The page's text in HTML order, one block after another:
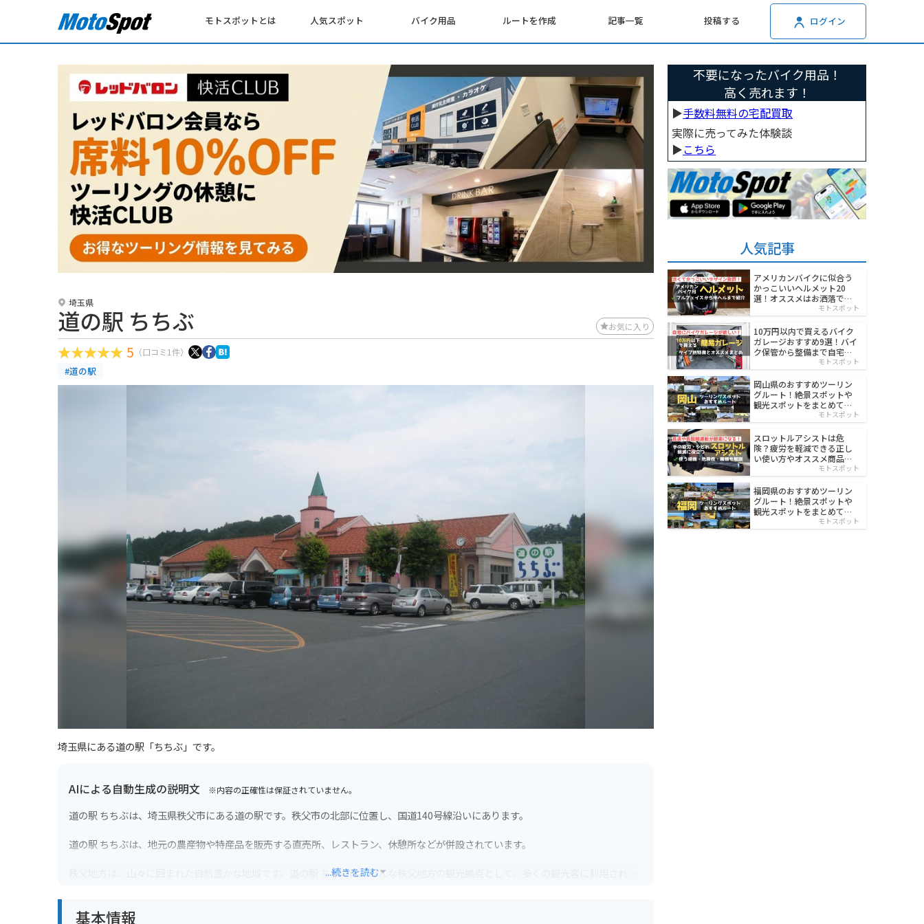
モトスポットとは 人気スポット バイク用品 ルートを作成 記事一覧 投稿する ログイン
埼玉県
道の駅 ちちぶ お気に入り
5 （口コミ1件）
#道の駅
埼玉県にある道の駅「ちちぶ」です。
AIによる自動生成の説明文 ※内容の正確性は保証されていません。
道の駅 ちちぶは、埼玉県秩父市にある道の駅です。秩父市の北部に位置し、国道140号線沿いにあります。
道の駅 ちちぶは、地元の農産物や特産品を販売する直売所、レストラン、休憩所などが併設されています。
秩父地方は、山々に囲まれた自然豊かな地域です。道の駅 ちちぶは、そんな秩父地方の観光拠点として、多くの観光客に利用されて
バイクで訪れる場合、道の駅 ちちぶには、広々とした駐車場が完備されています。また、周辺には、秩父湖や三峯神社など、ツーリ
...続きを読む
基本情報
不要になったバイク用品！
高く売れます！
▶︎手数料無料の宅配買取
実際に売ってみた体験談
▶︎こちら
人気記事
アメリカンバイクに似合う
かっこいいヘルメット20
選！オススメはお洒落でワ
モトスポット
10万円以内で買えるバイク
ガレージおすすめ9選！バイ
ク保管から整備まで自宅で
モトスポット
岡山県のおすすめツーリン
グルート！絶景スポットや
観光スポットをまとめて紹
モトスポット
スロットルアシストは危
険？疲労を軽減できる正し
い使い方やオススメ商品を
モトスポット
福岡県のおすすめツーリン
グルート！絶景スポットや
観光スポットをまとめて紹
モトスポット